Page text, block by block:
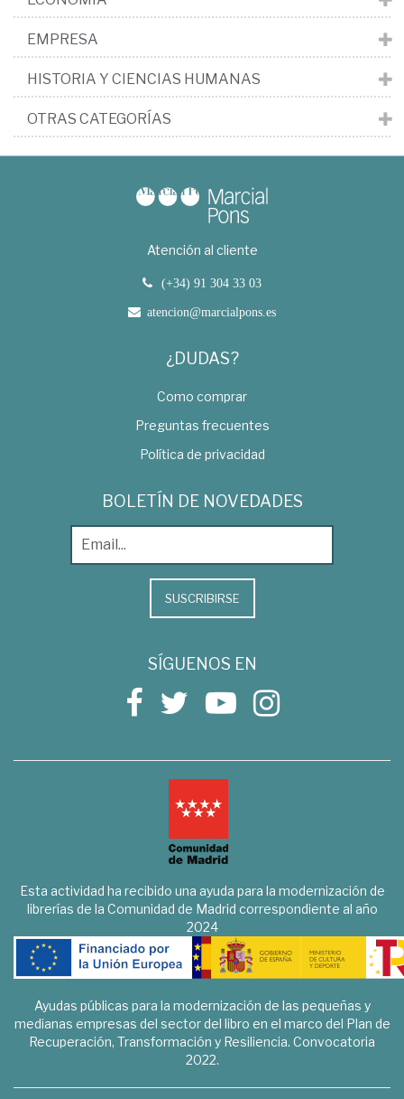
EMPRESA
HISTORIA Y CIENCIAS HUMANAS
OTRAS CATEGORÍAS
Atención al cliente
(+34) 91 304 33 03
atencion@marcialpons.es
¿DUDAS?
Como comprar
Preguntas frecuentes
Política de privacidad
BOLETÍN DE NOVEDADES
SUSCRIBIRSE
SÍGUENOS EN
Esta actividad ha recibido una ayuda para la modernización de
librerías de la Comunidad de Madrid correspondiente al año
2024
Ayudas públicas para la modernización de las pequeñas y
medianas empresas del sector del libro en el marco del Plan de
Recuperación, Transformación y Resiliencia. Convocatoria
2022.